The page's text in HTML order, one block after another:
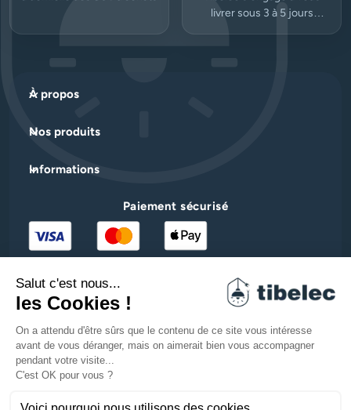
livrer sous 3 à 5 jours
À propos
Nos produits
Informations
Paiement sécurisé
FacebookYouTubePinterestInstagramLinkedIn